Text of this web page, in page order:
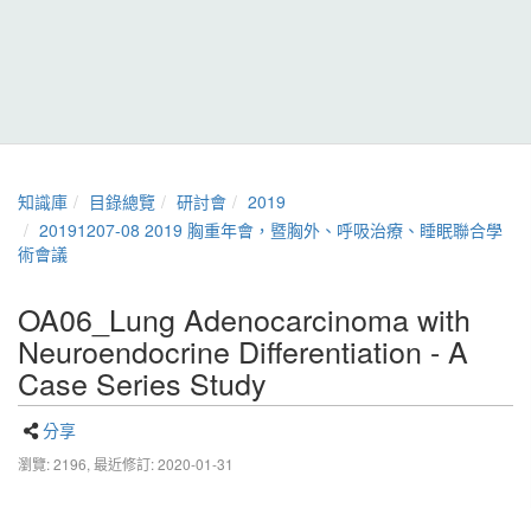
知識庫 目錄總覽 研討會
2019
20191207-08 2019 胸重年會，暨胸外、呼吸治療、睡眠聯合學
術會議
OA06_Lung Adenocarcinoma with
Neuroendocrine Differentiation - A
Case Series Study
分享
瀏覽: 2196, 最近修訂: 2020-01-31